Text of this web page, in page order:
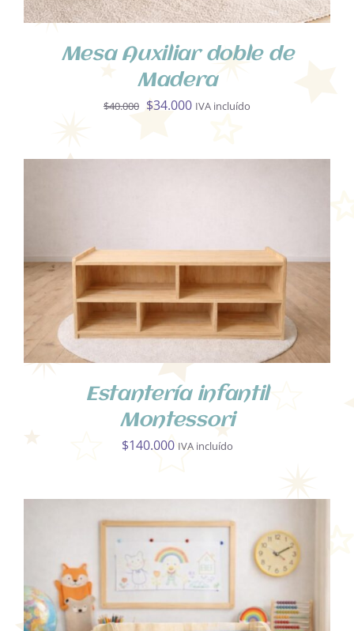
Mesa Auxiliar doble de
Madera
$40.000 El
$34.000ElIVA incluído
DETALLES
Estantería infantil
Montessori
$140.000 IVA incluído